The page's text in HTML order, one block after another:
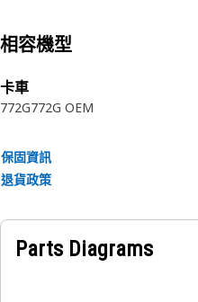
相容機型
卡車
772G772G OEM
保固資訊
退貨政策
Parts Diagrams